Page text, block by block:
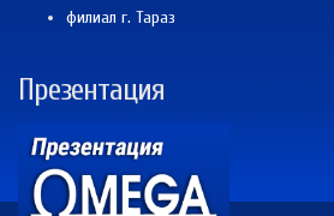
филиал г. Тараз
Презентация